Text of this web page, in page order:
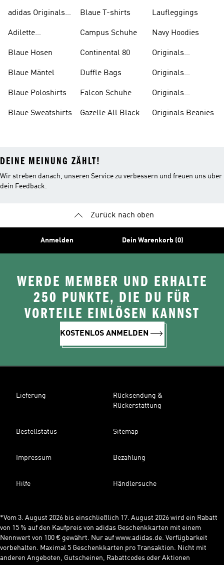
adidas Originals
Adilette
Blaue Hosen
Blaue Mäntel
Blaue Poloshirts
Blaue Sweatshirts
Blaue T-shirts
Campus Schuhe
Continental 80
Duffle Bags
Falcon Schuhe
Gazelle All Black
Laufleggings
Navy Hoodies
Originals
Originals
Originals
Oberteile
Originals Beanies
DEINE MEINUNG ZÄHLT!
Wir streben danach, unseren Service zu verbessern und freuen uns über
dein Feedback.
Zurück nach oben
Anmelden Dein Warenkorb (0)
WERDE MEMBER UND ERHALTE
250 PUNKTE, DIE DU FÜR
VORTEILE EINLÖSEN KANNST
KOSTENLOS ANMELDEN
Lieferung
Rücksendung &
Rückerstattung
Bestellstatus Sitemap
Impressum Bezahlung
Hilfe Händlersuche
*Vom 3. August 2026 bis einschließlich 17. August 2026 wird ein Rabatt
von 15 % auf den Kaufpreis von adidas Geschenkkarten mit einem
Nennwert von 100 € gewährt. Nur auf www.adidas.de. Verfügbarkeit
vorbehalten. Maximal 5 Geschenkkarten pro Transaktion. Nicht mit
anderen Angeboten, Gutscheinen, Rabattcodes oder Aktionen